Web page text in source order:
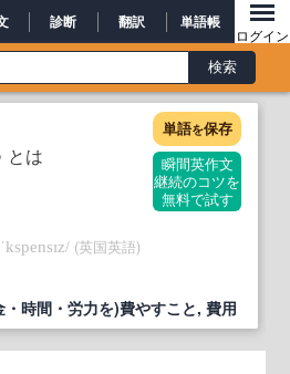
診断 翻訳 単語帳
ログイン
とは
単語を保存
瞬間英作文
継続のコツを
無料で試す
/ (英国英語)
時間・労力を)費やすこと, 費用